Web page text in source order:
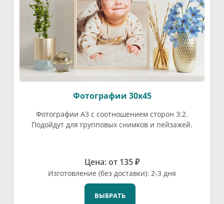
Фотографии 30х45
Фотографии А3 с соотношением сторон 3:2.
Подойдут для групповых снимков и пейзажей.
Цена: от 135 ₽
Изготовление (без доставки): 2-3 дня
ВЫБРАТЬ